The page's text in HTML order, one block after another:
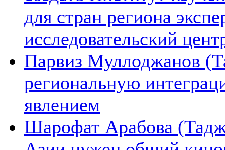
для стран региона
исследовательский
Парвиз Муллоджанов
региональную
явлением
Шарофат Арабова